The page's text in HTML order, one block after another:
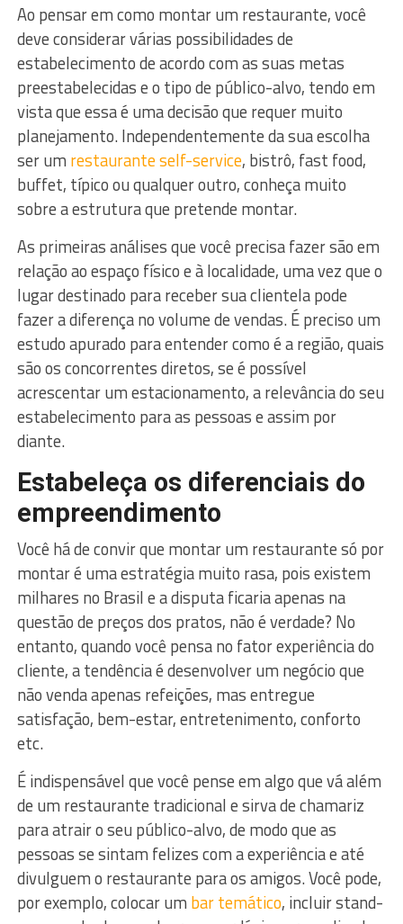
Ao pensar em como montar um restaurante, você
deve considerar várias possibilidades de
estabelecimento de acordo com as suas metas
preestabelecidas e o tipo de público-alvo, tendo em
vista que essa é uma decisão que requer muito
planejamento. Independentemente da sua escolha
ser um restaurante self-service, bistrô, fast food,
buffet, típico ou qualquer outro, conheça muito
sobre a estrutura que pretende montar.
As primeiras análises que você precisa fazer são em
relação ao espaço físico e à localidade, uma vez que o
lugar destinado para receber sua clientela pode
fazer a diferença no volume de vendas. É preciso um
estudo apurado para entender como é a região, quais
são os concorrentes diretos, se é possível
acrescentar um estacionamento, a relevância do seu
estabelecimento para as pessoas e assim por
diante.
Estabeleça os diferenciais do
empreendimento
Você há de convir que montar um restaurante só por
montar é uma estratégia muito rasa, pois existem
milhares no Brasil e a disputa ficaria apenas na
questão de preços dos pratos, não é verdade? No
entanto, quando você pensa no fator experiência do
cliente, a tendência é desenvolver um negócio que
não venda apenas refeições, mas entregue
satisfação, bem-estar, entretenimento, conforto
etc.
É indispensável que você pense em algo que vá além
de um restaurante tradicional e sirva de chamariz
para atrair o seu público-alvo, de modo que as
pessoas se sintam felizes com a experiência e até
divulguem o restaurante para os amigos. Você pode,
por exemplo, colocar um bar temático, incluir stand-